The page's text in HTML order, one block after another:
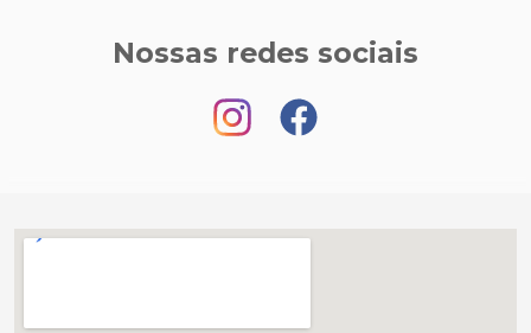
Nossas redes sociais